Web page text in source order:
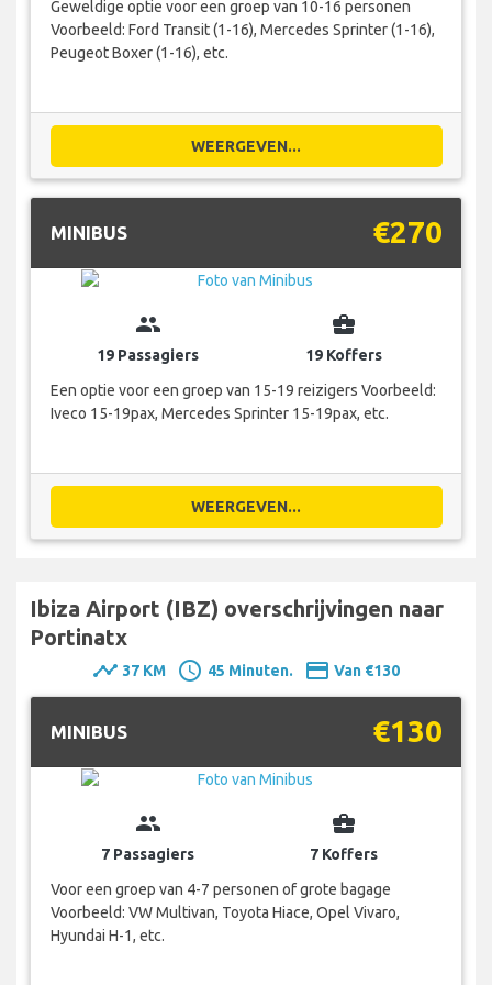
Geweldige optie voor een groep van 10-16 personen
Voorbeeld: Ford Transit (1-16), Mercedes Sprinter (1-16),
Peugeot Boxer (1-16), etc.
WEERGEVEN...
MINIBUS €270
group
19 Passagiers
business_center
19 Koffers
Een optie voor een groep van 15-19 reizigers Voorbeeld:
Iveco 15-19pax, Mercedes Sprinter 15-19pax, etc.
WEERGEVEN...
Ibiza Airport (IBZ) overschrijvingen naar
Portinatx
timeline 37 KM schedule 45 Minuten. payment Van €130
MINIBUS €130
group
7 Passagiers
business_center
7 Koffers
Voor een groep van 4-7 personen of grote bagage
Voorbeeld: VW Multivan, Toyota Hiace, Opel Vivaro,
Hyundai H-1, etc.